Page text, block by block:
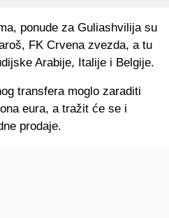
ponude za Guliashvilija su
FK Crvena zvezda, a tu
Arabije, Italije i Belgije.
transfera moglo zaraditi
eura, a tražit će se i
prodaje.